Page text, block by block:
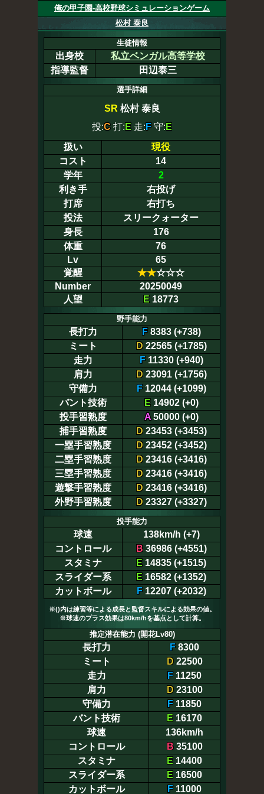
俺の甲子園-高校野球シミュレーションゲーム
松村 泰良
生徒情報
出身校
私立ベンガル高等学校
指導監督
田辺泰三
選手詳細
SR 松村 泰良
投:C 打: E 走: F 守: E
扱い
現役
コスト
14
学年
2
利き手
右投げ
打席
右打ち
投法
スリークォーター
身長
176
体重
76
Lv
65
覚醒
★★☆☆☆
Number
20250049
人望
E 18773
野手能力
長打力 F8383 (+738)
ミート
D22565 (+1785)
走力
F11330 (+940)
肩力
D23091 (+1756)
守備力
F12044 (+1099)
バント技術
E14902 (+0)
投手習熟度
A50000 (+0)
捕手習熟度
D23453 (+3453)
一塁手習熟度
D23452 (+3452)
二塁手習熟度
D23416 (+3416)
三塁手習熟度
D23416 (+3416)
遊撃手習熟度
D23416 (+3416)
外野手習熟度
D23327 (+3327)
投手能力
球速
138km/h (+7)
コントロール
B36986 (+4551)
スタミナ
E 14835 (+1515)
スライダー系
E 16582 (+1352)
カットボール
F12207 (+2032)
※()内は練習等による成長と監督スキルによる効果の値。
※球速のプラス効果は80km/hを基点として計算。
推定潜在能力 (開花Lv80)
長打力 F 8300
ミート
D22500
走力
F 11250
肩力
D23100
守備力
F 11850
バント技術
E 16170
球速
136km/h
コントロール
B35100
スタミナ
E 14400
スライダー系
E 16500
カットボール
F 11000